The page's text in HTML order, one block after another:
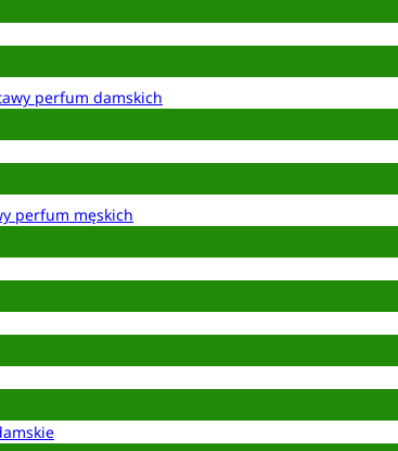
perfum damskich
perfum męskich